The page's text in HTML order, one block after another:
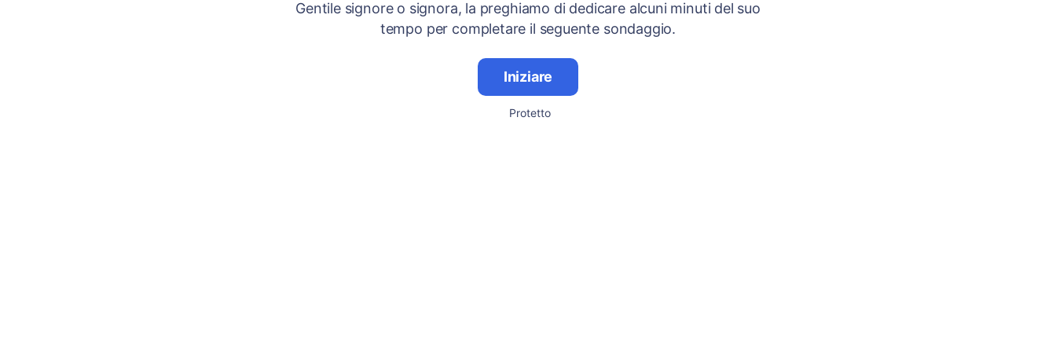
Gentile signore o signora, la preghiamo di dedicare alcuni minuti del suo
tempo per completare il seguente sondaggio.
Iniziare
Protetto